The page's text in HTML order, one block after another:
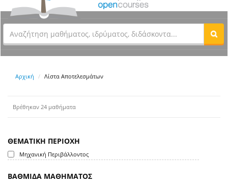
Αρχική Λίστα Αποτελεσμάτων
Βρέθηκαν 24 μαθήματα
ΘΕΜΑΤΙΚΗ ΠΕΡΙΟΧΗ
Μηχανική Περιβάλλοντος
ΒΑΘΜΙΔΑ ΜΑΘΗΜΑΤΟΣ